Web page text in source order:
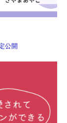
公開